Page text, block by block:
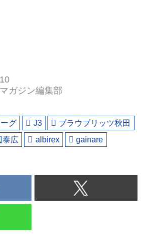
ガジン編集部
グ J3
ブラウブリッツ秋田
泰広 albirex
gainare